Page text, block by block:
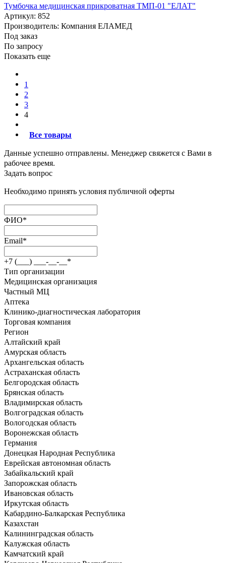
Тумбочка медицинская прикроватная ТМП-01 "ЕЛАТ"
Артикул: 852
Производитель: Компания ЕЛАМЕД
Под заказ
По запросу
Показать еще
1
2
3
4
Все товары
Данные успешно отправлены. Менеджер свяжется с Вами в
рабочее время.
Задать вопрос
Необходимо принять условия публичной оферты
ФИО*
Email*
+7 (___) ___-__-__ *
Тип организации
Медицинская организация
Частный МЦ
Аптека
Клинико-диагностическая лаборатория
Торговая компания
Регион
Алтайский край
Амурская область
Архангельская область
Астраханская область
Белгородская область
Брянская область
Владимирская область
Волгоградская область
Вологодская область
Воронежская область
Германия
Донецкая Народная Республика
Еврейская автономная область
Забайкальский край
Запорожская область
Ивановская область
Иркутская область
Кабардино-Балкарская Республика
Казахстан
Калининградская область
Калужская область
Камчатский край